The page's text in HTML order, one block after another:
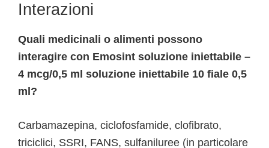
Interazioni
Quali medicinali o alimenti possono
interagire con Emosint soluzione iniettabile –
4 mcg/0,5 ml soluzione iniettabile 10 fiale 0,5
ml?
Carbamazepina, ciclofosfamide, clofibrato,
triciclici, SSRI, FANS, sulfaniluree (in particolare